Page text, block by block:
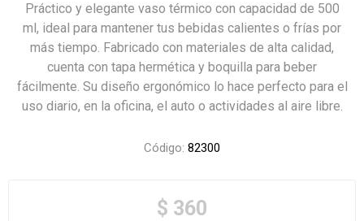
Práctico y elegante vaso térmico con capacidad de 500
ml, ideal para mantener tus bebidas calientes o frías por
más tiempo. Fabricado con materiales de alta calidad,
cuenta con tapa hermética y boquilla para beber
fácilmente. Su diseño ergonómico lo hace perfecto para el
uso diario, en la oficina, el auto o actividades al aire libre.
Código: 82300
$ 360